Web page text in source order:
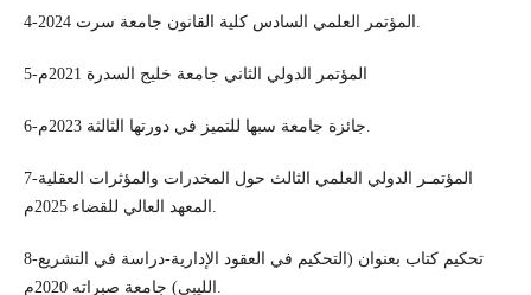
4-المؤتمر العلمي السادس كلية القانون جامعة سرت 2024.
5-المؤتمر الدولي الثاني جامعة خليج السدرة 2021م
6-جائزة جامعة سبها للتميز في دورتها الثالثة 2023م.
7-المؤتمـر الدولي العلمي الثالث حول المخدرات والمؤثرات العقلية
المعهد العالي للقضاء 2025م.
8-تحكيم كتاب بعنوان (التحكيم في العقود الإدارية-دراسة في التشريع
الليبي) جامعة صبراته 2020م.